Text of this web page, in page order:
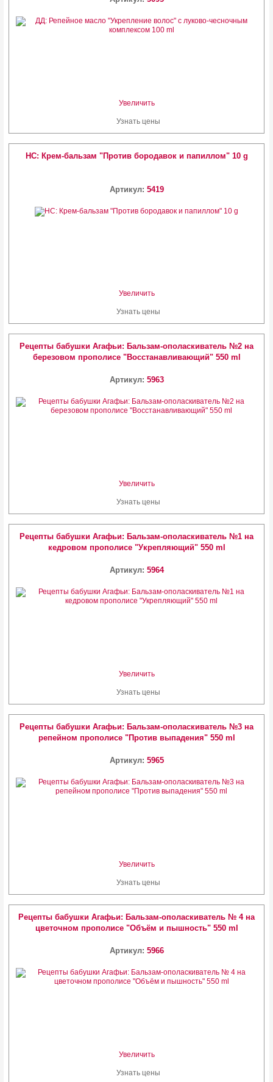
Увеличить
Узнать цены
HC: Крем-бальзам "Против бородавок и папиллом" 10 g
Артикул: 5419
Увеличить
Узнать цены
Рецепты бабушки Агафьи: Бальзам-ополаскиватель №2 на
березовом прополисе "Восстанавливающий" 550 ml
Артикул: 5963
Увеличить
Узнать цены
Рецепты бабушки Агафьи: Бальзам-ополаскиватель №1 на
кедровом прополисе "Укрепляющий" 550 ml
Артикул: 5964
Увеличить
Узнать цены
Рецепты бабушки Агафьи: Бальзам-ополаскиватель №3 на
репейном прополисе "Против выпадения" 550 ml
Артикул: 5965
Увеличить
Узнать цены
Рецепты бабушки Агафьи: Бальзам-ополаскиватель № 4 на
цветочном прополисе "Объём и пышность" 550 ml
Артикул: 5966
Увеличить
Узнать цены